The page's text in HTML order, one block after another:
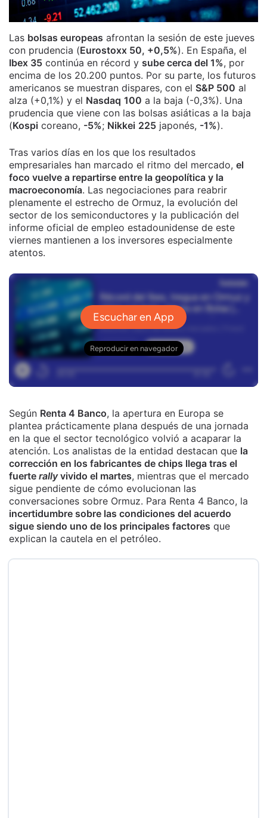
Las bolsas europeas afrontan la sesión de este jueves
con prudencia (Eurostoxx 50, +0,5%). En España, el
Ibex 35 continúa en récord y sube cerca del 1%, por
encima de los 20.200 puntos. Por su parte, los futuros
americanos se muestran dispares, con el S&P 500 al
alza (+0,1%) y el Nasdaq 100 a la baja (-0,3%). Una
prudencia que viene con las bolsas asiáticas a la baja
(Kospi coreano, -5%; Nikkei 225 japonés, -1%).
Tras varios días en los que los resultados
empresariales han marcado el ritmo del mercado, el
foco vuelve a repartirse entre la geopolítica y la
macroeconomía. Las negociaciones para reabrir
plenamente el estrecho de Ormuz, la evolución del
sector de los semiconductores y la publicación del
informe oficial de empleo estadounidense de este
viernes mantienen a los inversores especialmente
atentos.
Según Renta 4 Banco, la apertura en Europa se
plantea prácticamente plana después de una jornada
en la que el sector tecnológico volvió a acaparar la
atención. Los analistas de la entidad destacan que la
corrección en los fabricantes de chips llega tras el
fuerte rallyvivido el martes, mientras que el mercado
sigue pendiente de cómo evolucionan las
conversaciones sobre Ormuz. Para Renta 4 Banco, la
incertidumbre sobre las condiciones del acuerdo
sigue siendo uno de los principales factores que
explican la cautela en el petróleo.